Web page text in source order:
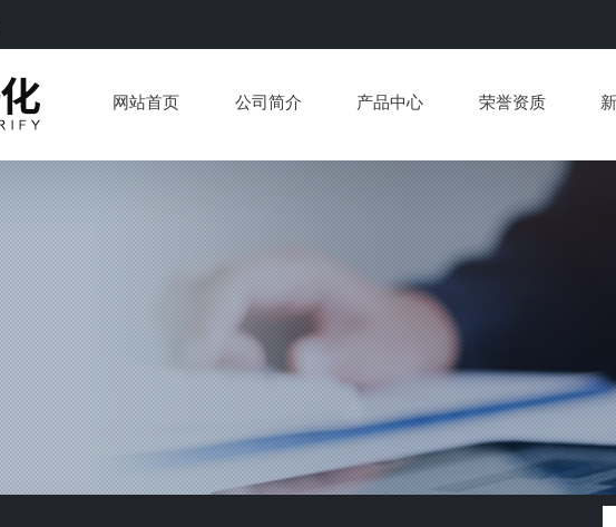
网站首页 公司简介 产品中心 荣誉资质